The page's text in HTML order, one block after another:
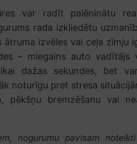
var radīt palēninātu
rada izkliedētu
izvēles vai ceļa zīmju
– miegains auto vadītājs
dažas sekundes, bet
noturīgu pret stresa
pēkšņu bremzēšanu vai
nogurumu pavisam